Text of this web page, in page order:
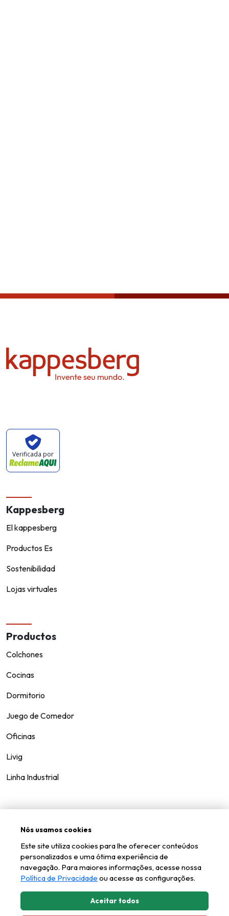
Verificada por
Kappesberg
El kappesberg
Productos Es
Sostenibilidad
Lojas virtuales
Productos
Colchones
Cocinas
Dormitorio
Juego de Comedor
Oficinas
Livig
Linha Industrial
Contáctenos
Hable
Nós usamos cookies
Este site utiliza cookies para lhe oferecer conteúdos
personalizados e uma ótima experiência de
navegação. Para maiores informações, acesse nossa
Política de Privacidade ou acesse as configurações.
Aceitar todos